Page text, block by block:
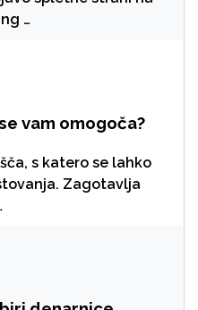
…
vam omogoča?
s katero se lahko
Zagotavlja